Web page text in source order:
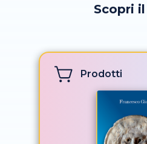
Scopri
Prodotti